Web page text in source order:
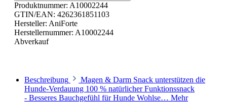
Produktnummer: A10002244
GTIN/EAN: 4262361851103
Hersteller: AniForte
Herstellernummer: A10002244
Abverkauf
Beschreibung
Magen & Darm Snack unterstützen die
Hunde-Verdauung 100 % natürlicher Funktionssnack
- Besseres Bauchgefühl für Hunde Wohlse… Mehr